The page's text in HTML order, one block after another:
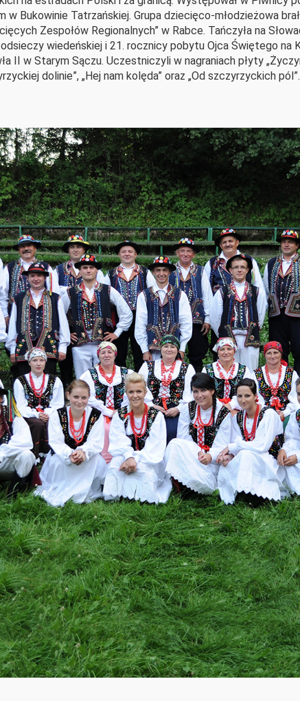
w Bukowinie Tatrzańskiej. Grupa dziecięco-młodzieżowa
Zespołów Regionalnych” w Rabce. Tańczyła na
wiedeńskiej i 21. rocznicy pobytu Ojca Świętego na
II w Starym Sączu. Uczestniczyli w nagraniach płyty
dolinie”, „Hej nam kolęda” oraz „Od szczyrzyckich